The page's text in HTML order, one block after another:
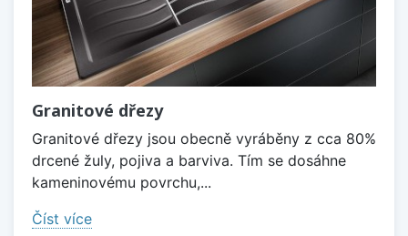
Granitové dřezy
Granitové dřezy jsou obecně vyráběny z cca 80%
drcené žuly, pojiva a barviva. Tím se dosáhne
kameninovému povrchu,...
Číst více